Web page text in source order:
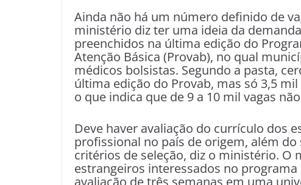
Ainda não há um número definido de
ministério diz ter uma ideia da
preenchidos na última edição do
Atenção Básica (Provab), no qual
médicos bolsistas. Segundo a pasta,
última edição do Provab, mas só 3,5
o que indica que de 9 a 10 mil vagas
Deve haver avaliação do currículo dos
profissional no país de origem, além
critérios de seleção, diz o ministério. O
estrangeiros interessados no
avaliação de três semanas em uma